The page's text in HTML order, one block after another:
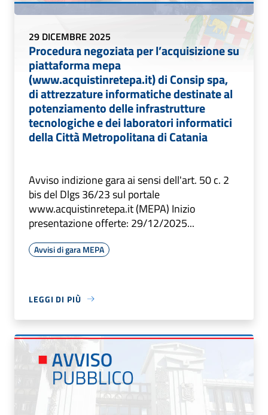
29 DICEMBRE 2025
Procedura negoziata per l’acquisizione su
piattaforma mepa
(www.acquistinretepa.it) di Consip spa,
di attrezzature informatiche destinate al
potenziamento delle infrastrutture
tecnologiche e dei laboratori informatici
della Città Metropolitana di Catania
Avviso indizione gara ai sensi dell'art. 50 c. 2
bis del Dlgs 36/23 sul portale
www.acquistinretepa.it (MEPA) Inizio
presentazione offerte: 29/12/2025...
Avvisi di gara MEPA
LEGGI DI PIÙ